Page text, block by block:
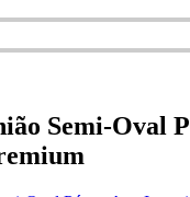
Semi-Oval